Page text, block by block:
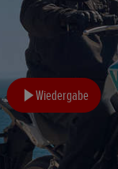
Wiedergabe